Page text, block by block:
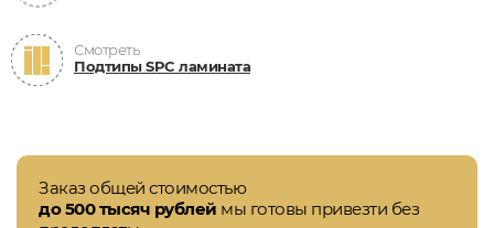
Смотреть
Подтипы SPC ламината
Заказ общей стоимостью
до 500 тысяч рублей мы готовы привезти без